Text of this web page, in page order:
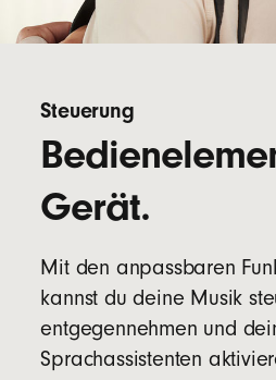
Steuerung
Gerät.
Mit den anpassbaren
kannst du deine Musik
entgegennehmen und
Sprachassistenten